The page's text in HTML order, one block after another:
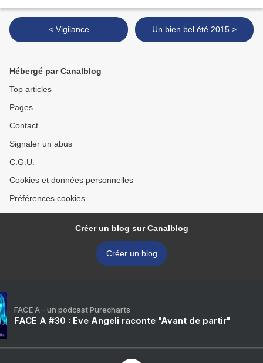
< Vigilance Un bien bel été 2015 >
Hébergé par Canalblog
Top articles
Pages
Contact
Signaler un abus
C.G.U.
Cookies et données personnelles
Préférences cookies
Créer un blog sur Canalblog
Créer un blog
FACE A - un podcast Purecharts
FACE A #30 : Eve Angeli raconte "Avant de partir"